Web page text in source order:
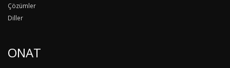
Çözümler
Diller
ONAT